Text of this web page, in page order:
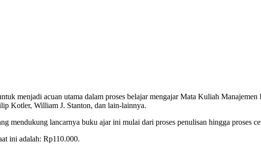
menjadi acuan utama dalam proses belajar mengajar Mata Kuliah
Kotler, William J. Stanton, dan lain-lainnya.
mendukung lancarnya buku ajar ini mulai dari proses penulisan hingga proses
ini adalah: Rp110.000.